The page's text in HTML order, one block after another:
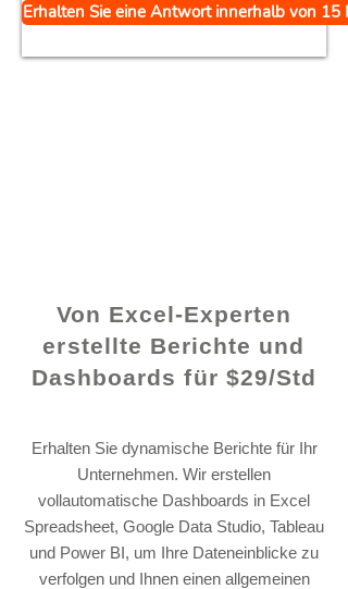
Von Excel-Experten
erstellte Berichte und
Dashboards für $29/Std
Erhalten Sie dynamische Berichte für Ihr
Unternehmen. Wir erstellen
vollautomatische Dashboards in Excel
Spreadsheet, Google Data Studio, Tableau
und Power BI, um Ihre Dateneinblicke zu
verfolgen und Ihnen einen allgemeinen
Erhalten Sie eine Antwort innerhalb von 15